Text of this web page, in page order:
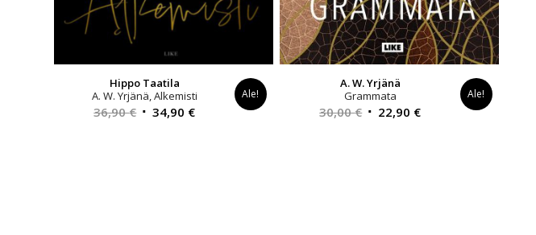
Hippo Taatila
A. W. Yrjänä, Alkemisti
36,90€ Alkuperäinen
34,90 €Nykyinen
Ale!
A. W. Yrjänä
Grammata
30,00€ Alkuperäinen
22,90 €Nykyinen
Ale!